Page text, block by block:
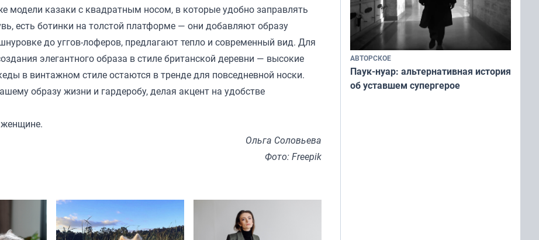
модели казаки с квадратным носом, в которые удобно заправлять
есть ботинки на толстой платформе — они добавляют образу
до уггов-лоферов, предлагают тепло и современный вид. Для
элегантного образа в стиле британской деревни — высокие
в винтажном стиле остаются в тренде для повседневной носки.
образу жизни и гардеробу, делая акцент на удобстве
Ольга Соловьева
Фото: Freepik
АВТОРСКОЕ
Паук-нуар: альтернативная история
об уставшем супергерое